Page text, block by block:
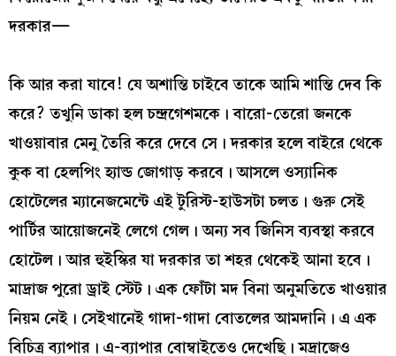
দরকার—
কি আর করা যাবে! যে অশান্তি চাইবে তাকে আমি শান্তি দেব কি
করে? তখুনি ডাকা হল চন্দ্রগেশমকে। বারো-তেরো জনকে
খাওয়াবার মেনু তৈরি করে দেবে সে। দরকার হলে বাইরে থেকে
কুক বা হেলপিং হ্যান্ড জোগাড় করবে। আসলে ওস্যানিক
হোটেলের ম্যানেজমেন্টে এই টুরিস্ট-হাউসটা চলত। গুরু সেই
পার্টির আয়োজনেই লেগে গেল। অন্য সব জিনিস ব্যবস্থা করবে
হোটেল। আর হুইস্কির যা দরকার তা শহর থেকেই আনা হবে।
মাদ্রাজ পুরো ড্রাই স্টেট। এক ফোঁটা মদ বিনা অনুমতিতে খাওয়ার
নিয়ম নেই। সেইখানেই গাদা-গাদা বোতলের আমদানি। এ এক
বিচিত্র ব্যাপার। এ-ব্যাপার বোম্বাইতেও দেখেছি। মদ্রাজেও